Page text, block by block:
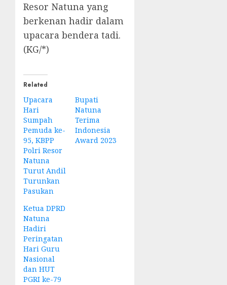
Resor Natuna yang
berkenan hadir dalam
upacara bendera tadi.
(KG/*)
Related
Upacara
Hari
Sumpah
Pemuda ke-
95, KBPP
Polri Resor
Natuna
Turut Andil
Turunkan
Pasukan
Bupati
Natuna
Terima
Indonesia
Award 2023
Ketua DPRD
Natuna
Hadiri
Peringatan
Hari Guru
Nasional
dan HUT
PGRI ke-79